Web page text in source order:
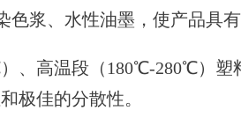
浆、水性油墨，使产品具
高温段（180℃-280℃）塑
极佳的分散性。